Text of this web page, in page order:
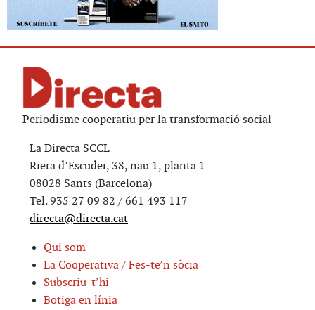
Periodisme cooperatiu per la transformació social
La Directa SCCL
Riera d’Escuder, 38, nau 1, planta 1
08028 Sants (Barcelona)
Tel. 935 27 09 82 / 661 493 117
directa@directa.cat
Qui som
La Cooperativa / Fes-te’n sòcia
Subscriu-t’hi
Botiga en línia